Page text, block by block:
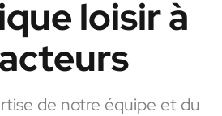
loisir à
de notre équipe et du